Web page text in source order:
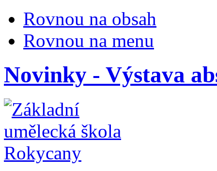
Rovnou na obsah
Rovnou na menu
Novinky - Výstava